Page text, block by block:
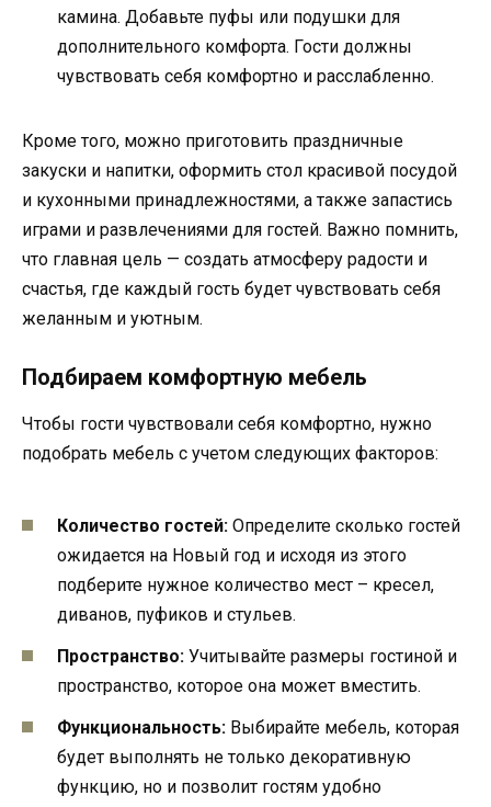
камина. Добавьте пуфы или подушки для
дополнительного комфорта. Гости должны
чувствовать себя комфортно и расслабленно.
Кроме того, можно приготовить праздничные
закуски и напитки, оформить стол красивой посудой
и кухонными принадлежностями, а также запастись
играми и развлечениями для гостей. Важно помнить,
что главная цель — создать атмосферу радости и
счастья, где каждый гость будет чувствовать себя
желанным и уютным.
Подбираем комфортную мебель
Чтобы гости чувствовали себя комфортно, нужно
подобрать мебель с учетом следующих факторов:
Количество гостей: Определите сколько гостей
ожидается на Новый год и исходя из этого
подберите нужное количество мест – кресел,
диванов, пуфиков и стульев.
Пространство: Учитывайте размеры гостиной и
пространство, которое она может вместить.
Функциональность: Выбирайте мебель, которая
будет выполнять не только декоративную
функцию, но и позволит гостям удобно